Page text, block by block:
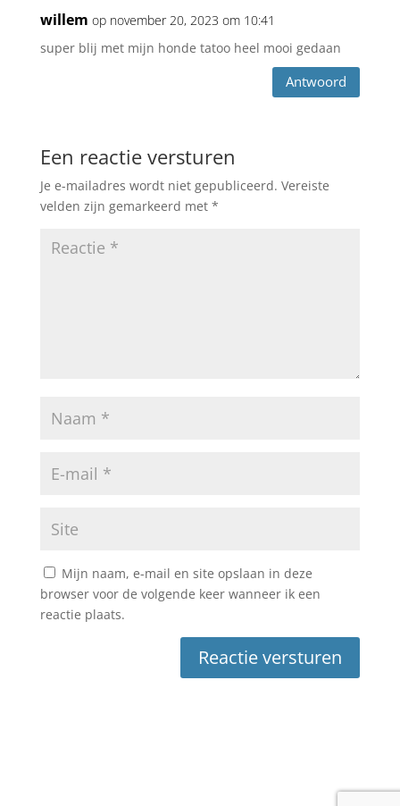
willem op november 20, 2023 om 10:41
super blij met mijn honde tatoo heel mooi gedaan
Antwoord
Een reactie versturen
Je e-mailadres wordt niet gepubliceerd. Vereiste
velden zijn gemarkeerd met *
Mijn naam, e-mail en site opslaan in deze
browser voor de volgende keer wanneer ik een
reactie plaats.
Reactie versturen